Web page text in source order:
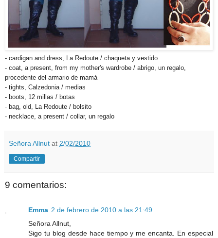
- cardigan and dress, La Redoute / chaqueta y vestido
- coat, a present, from my mother's wardrobe / abrigo, un regalo,
procedente del armario de mamá
- tights, Calzedonia / medias
- boots, 12 millas / botas
- bag, old, La Redoute / bolsito
- necklace, a present / collar, un regalo
Señora Allnut at 2/02/2010
Compartir
9 comentarios:
Emma 2 de febrero de 2010 a las 21:49
Señora Allnut,
Sigo tu blog desde hace tiempo y me encanta. En especial